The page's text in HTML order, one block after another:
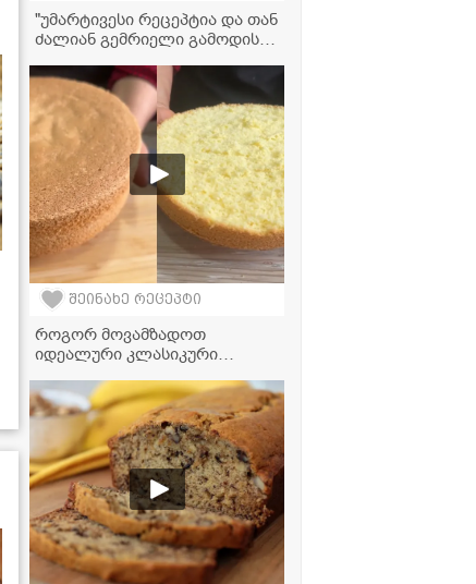
"უმარტივესი რეცეპტია და თან
ძალიან გემრიელი გამოდის!" -
ვიდეორეცეპტი
შეინახე რეცეპტი
როგორ მოვამზადოთ
იდეალური კლასიკური